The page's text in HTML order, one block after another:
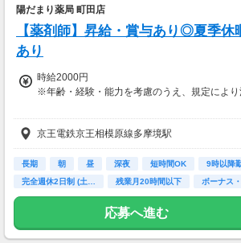
陽だまり薬局 町田店
【薬剤師】昇給・賞与あり◎夏季
あり
時給2000円
※年齢・経験・能力を考慮のうえ、規定により
■家族手当
配偶者：10,000円
子ども：5,000円
■残業手当
■役職手当
■昇給：年1回
京王電鉄京王相模原線多摩境駅
長期 朝 昼 深夜 短時間OK
9時以降
完全週休2日制 (土…
残業月20時間以下 ボーナス
応募へ進む